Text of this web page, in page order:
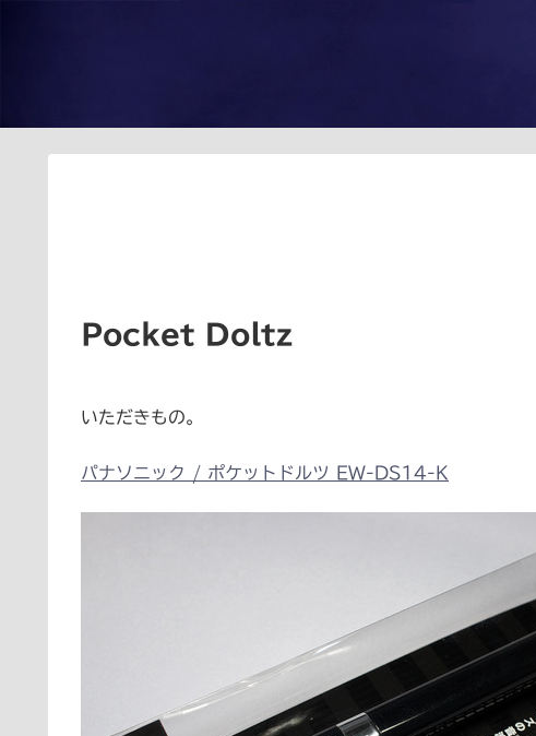
Pocket Doltz
いただきもの。
パナソニック / ポケットドルツ EW-DS14-K